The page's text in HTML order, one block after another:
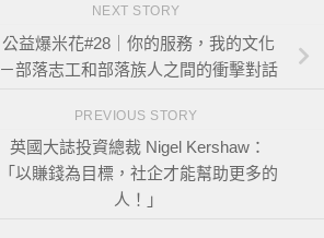
NEXT STORY
公益爆米花#28｜你的服務，我的文化
－部落志工和部落族人之間的衝擊對話
PREVIOUS STORY
英國大誌投資總裁 Nigel Kershaw：
「以賺錢為目標，社企才能幫助更多的
人！」